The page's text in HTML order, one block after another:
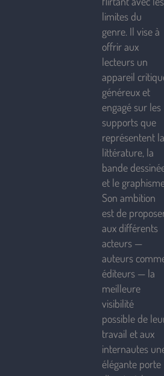
limites du
genre. Il vise à
offrir aux
lecteurs un
appareil
généreux et
engagé sur les
supports que
représentent la
littérature, la
bande
et le
Son ambition
est de
aux différents
acteurs —
auteurs
éditeurs — la
meilleure
visibilité
possible de
travail et aux
internautes
élégante porte